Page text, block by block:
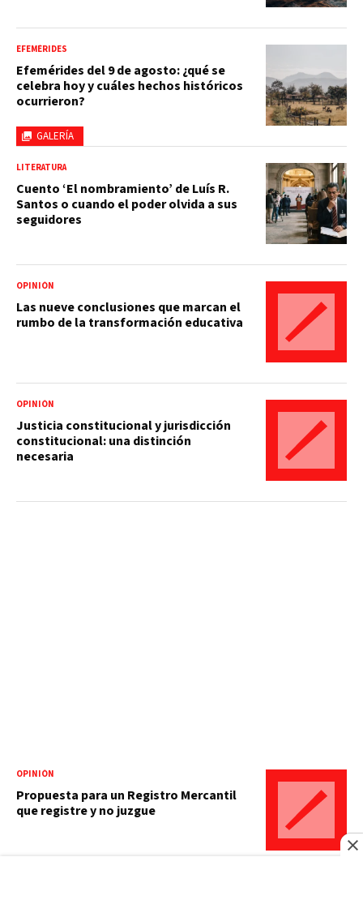
GALERÍA
EFEMÉRIDES
Efemérides del 9 de agosto: ¿qué se
celebra hoy y cuáles hechos históricos
ocurrieron?
LITERATURA
Cuento ‘El nombramiento’ de Luís R.
Santos o cuando el poder olvida a sus
seguidores
OPINIÓN
Las nueve conclusiones que marcan el
rumbo de la transformación educativa
OPINIÓN
Justicia constitucional y jurisdicción
constitucional: una distinción
necesaria
OPINIÓN
Propuesta para un Registro Mercantil
que registre y no juzgue